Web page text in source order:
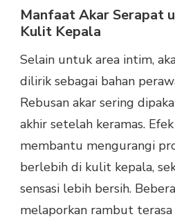
Manfaat Akar Serapat
Kulit Kepala
Selain untuk area intim,
dilirik sebagai bahan
Rebusan akar sering
akhir setelah keramas.
membantu mengurangi
berlebih di kulit kepala,
sensasi lebih bersih.
melaporkan rambut